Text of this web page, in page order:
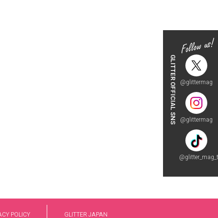
GLITTER OFFICIAL SNS @glittermag
@glittermag
POLICY GLITTER JAPAN